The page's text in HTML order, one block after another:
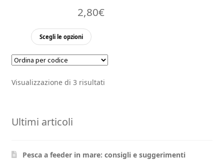
2,80€
Scegli le opzioni
Questo
ha
varianti.
nella
Visualizzazione di 3 risultati
Ultimi articoli
Pesca a feeder in mare: consigli e suggerimenti